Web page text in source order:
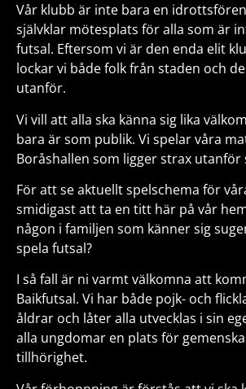
Vår klubb är inte bara en
självklar mötesplats för alla som är
futsal. Eftersom vi är den enda elit
lockar vi både folk från staden och
utanför.
Vi vill att alla ska känna sig lika
bara är som publik. Vi spelar våra
Boråshallen som ligger strax utanför
För att se aktuellt spelschema för
smidigast att ta en titt här på vår
någon i familjen som känner sig
spela futsal?
I så fall är ni varmt välkomna att
Baikfutsal. Vi har både pojk- och
åldrar och låter alla utvecklas i sin
alla ungdomar en plats för
tillhörighet.